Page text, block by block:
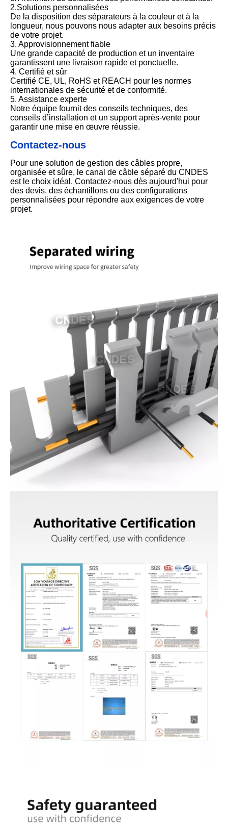
2.Solutions personnalisées
De la disposition des séparateurs à la couleur et à la
longueur, nous pouvons nous adapter aux besoins précis
de votre projet.
3. Approvisionnement fiable
Une grande capacité de production et un inventaire
garantissent une livraison rapide et ponctuelle.
4. Certifié et sûr
Certifié CE, UL, RoHS et REACH pour les normes
internationales de sécurité et de conformité.
5. Assistance experte
Notre équipe fournit des conseils techniques, des
conseils d’installation et un support après-vente pour
garantir une mise en œuvre réussie.
Contactez-nous
Pour une solution de gestion des câbles propre,
organisée et sûre, le canal de câble séparé du CNDES
est le choix idéal. Contactez-nous dès aujourd'hui pour
des devis, des échantillons ou des configurations
personnalisées pour répondre aux exigences de votre
projet.